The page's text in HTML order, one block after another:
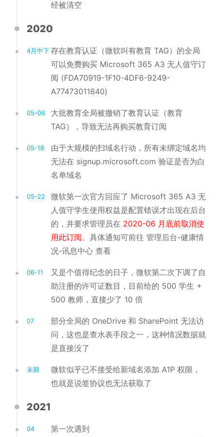
经被清空
2020
存在教育认证（微软叫有教育 TAG）的全局
可以免费购买 Microsoft 365 A3 无人值守订
阅 (FDA70919-1F10-4DF6-9249-
A77473011840)
4月中下
大批教育全局被撤销了教育认证（教育
TAG），导致无法再购买教育订阅
05-06
由于大规模的扫域名行动，所有未绑定域名均
无法在 signup.microsoft.com 验证是否为白
名单域名
05-18
微软第一次官方回应了 Microsoft 365 A3 无
人值守学生使用权益是配置错误才出现在后台
的，并要求管理员在 2020-06 月底前取消使
用此订阅。具体通知可前往 管理后台-健康情
况-讯息中心 查看
05-22
又是个值得纪念的日子，微软第二次下调了自
助注册的许可证数目，目前给的 500 学生 +
500 教师，直接少了 10 倍
06-11
部分全局的 OneDrive 和 SharePoint 无法访
问，这也是查水表手段之一，这种情况数据就
是直接没了
07
微软似乎已不接受给新域名添加 A1P 权限，
也就是说签协议也无法获取了
末期
2021
第一次遇到
04